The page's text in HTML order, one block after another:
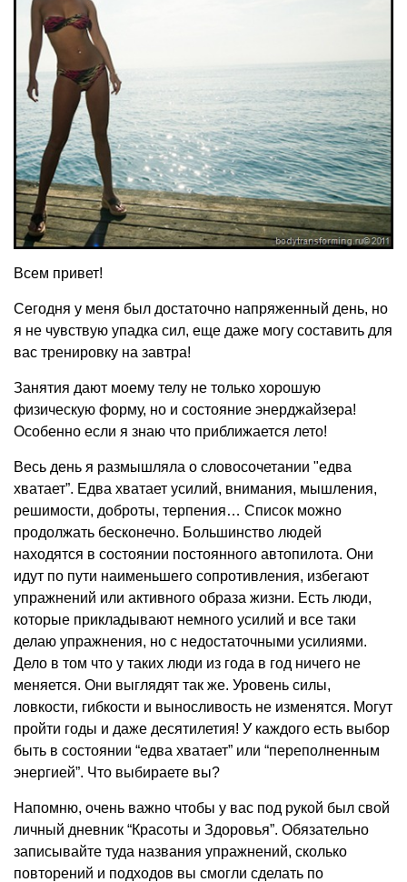
Всем привет!
Сегодня у меня был достаточно напряженный день, но
я не чувствую упадка сил, еще даже могу составить для
вас тренировку на завтра!
Занятия дают моему телу не только хорошую
физическую форму, но и состояние энерджайзера!
Особенно если я знаю что приближается лето!
Весь день я размышляла о словосочетании "едва
хватает”. Едва хватает усилий, внимания, мышления,
решимости, доброты, терпения… Список можно
продолжать бесконечно. Большинство людей
находятся в состоянии постоянного автопилота. Они
идут по пути наименьшего сопротивления, избегают
упражнений или активного образа жизни. Есть люди,
которые прикладывают немного усилий и все таки
делаю упражнения, но с недостаточными усилиями.
Дело в том что у таких люди из года в год ничего не
меняется. Они выглядят так же. Уровень силы,
ловкости, гибкости и выносливость не изменятся. Могут
пройти годы и даже десятилетия! У каждого есть выбор
быть в состоянии “едва хватает” или “переполненным
энергией”. Что выбираете вы?
Напомню, очень важно чтобы у вас под рукой был свой
личный дневник “Красоты и Здоровья”. Обязательно
записывайте туда названия упражнений, сколько
повторений и подходов вы смогли сделать по